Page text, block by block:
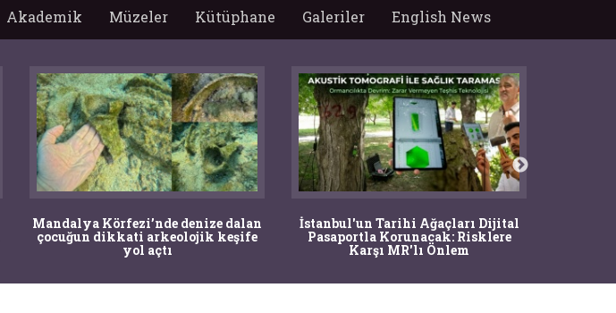
Akademik Müzeler Kütüphane Galeriler English News
Mandalya Körfezi’nde denize dalan
çocuğun dikkati arkeolojik keşife
yol açtı
İstanbul'un Tarihi Ağaçları Dijital
Pasaportla Korunacak: Risklere
Karşı MR'lı Önlem